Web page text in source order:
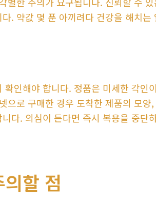
. 약값 몇 푼 아끼려다 건강을 해치는
인해야 합니다. 정품은 미세한 각인
으로 구매한 경우 도착한 제품의 모양
다. 의심이 든다면 즉시 복용을 중단
할 점